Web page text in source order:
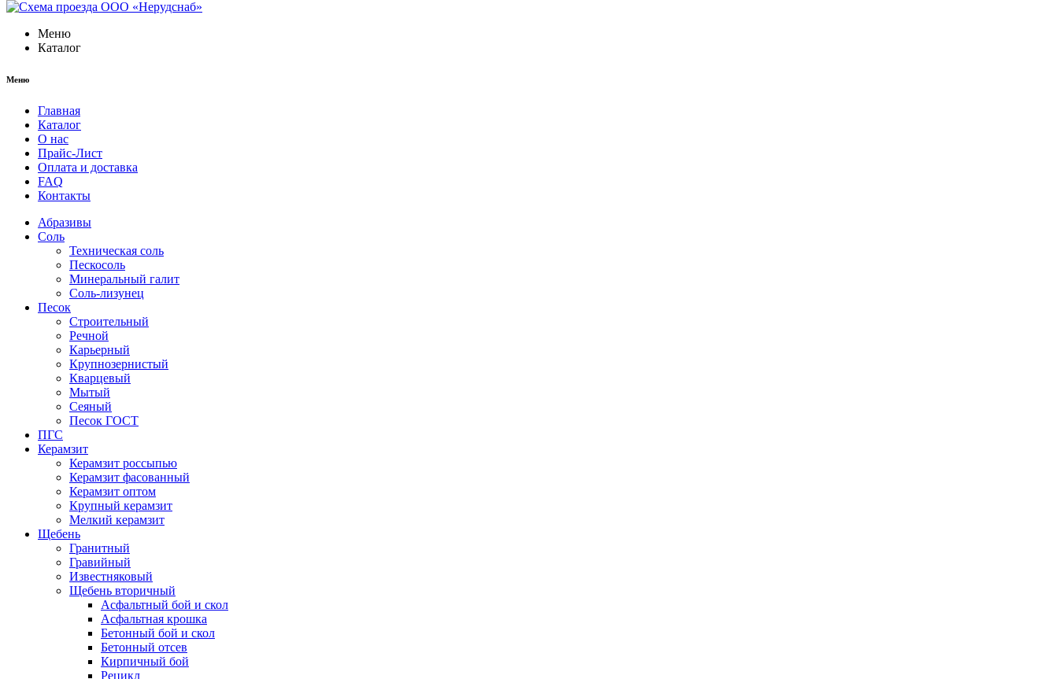
Меню
Каталог
Меню
Главная
Каталог
О нас
Прайс-Лист
Оплата и доставка
FAQ
Контакты
Абразивы
Соль
Техническая соль
Пескосоль
Минеральный галит
Соль-лизунец
Песок
Строительный
Речной
Карьерный
Крупнозернистый
Кварцевый
Мытый
Сеяный
Песок ГОСТ
ПГС
Керамзит
Керамзит россыпью
Керамзит фасованный
Керамзит оптом
Крупный керамзит
Мелкий керамзит
Щебень
Гранитный
Гравийный
Известняковый
Щебень вторичный
Асфальтный бой и скол
Асфальтная крошка
Бетонный бой и скол
Бетонный отсев
Кирпичный бой
Рецикл